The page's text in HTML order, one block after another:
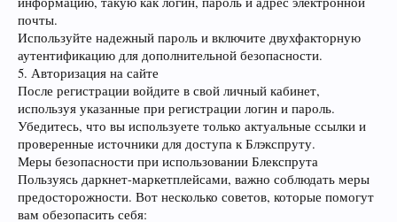
почты.
Используйте надежный пароль и включите двухфакторную
аутентификацию для дополнительной безопасности.
5. Авторизация на сайте
После регистрации войдите в свой личный кабинет,
используя указанные при регистрации логин и пароль.
Убедитесь, что вы используете только актуальные ссылки и
проверенные источники для доступа к Блэкспруту.
Меры безопасности при использовании Блекспрута
Пользуясь даркнет-маркетплейсами, важно соблюдать меры
предосторожности. Вот несколько советов, которые помогут
вам обезопасить себя: